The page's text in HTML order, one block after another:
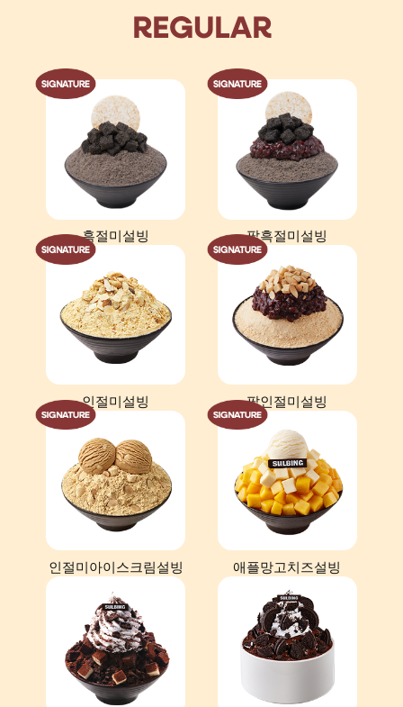
REGULAR
흑절미설빙 팥흑절미설빙
인절미설빙 팥인절미설빙
인절미아이스크림설빙 애플망고치즈설빙